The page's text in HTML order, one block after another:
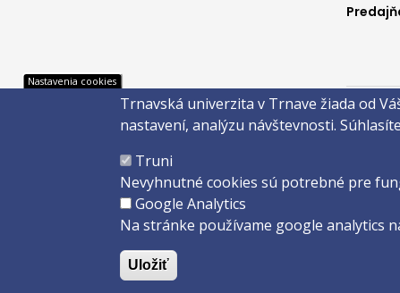
Správca
Created
Nastavenia cookies
Trnavská univerzita v Trnave žiada od
nastavení, analýzu návštevnosti.
Truni
Nevyhnutné cookies sú potrebné pre
Google Analytics
Na stránke používame google analytics
Uložiť